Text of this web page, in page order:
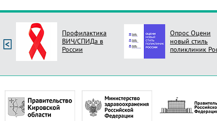
Профилактика
ВИЧ/СПИДа в
России
Опрос Оцени
новый стиль
поликлиник